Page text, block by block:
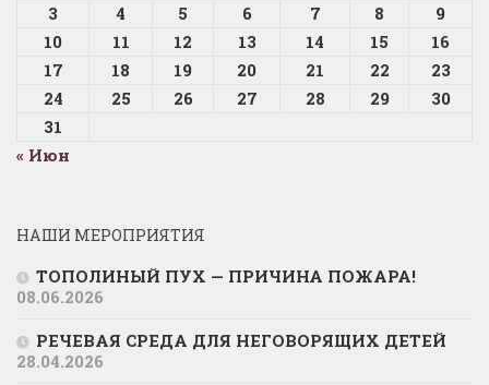
3
4 5 6 7 8
9
10
11 12 13 14 15
16
17
18 19 20 21 22
23
24
25 26 27 28 29
30
31
« Июн
НАШИ МЕРОПРИЯТИЯ
ТОПОЛИНЫЙ ПУХ — ПРИЧИНА ПОЖАРА!
08.06.2026
РЕЧЕВАЯ СРЕДА ДЛЯ НЕГОВОРЯЩИХ ДЕТЕЙ
28.04.2026